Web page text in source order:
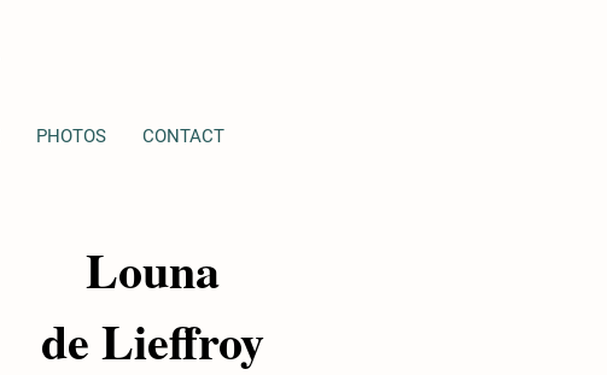
PHOTOS CONTACT
Louna
de Lieffroy